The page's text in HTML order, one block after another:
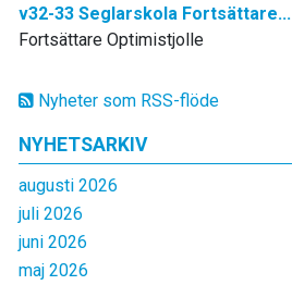
Nyheter som RSS-flöde
NYHETSARKIV
augusti 2026
juli 2026
juni 2026
maj 2026
v32-33 Seglarskola Fortsättare...
Fortsättare Optimistjolle